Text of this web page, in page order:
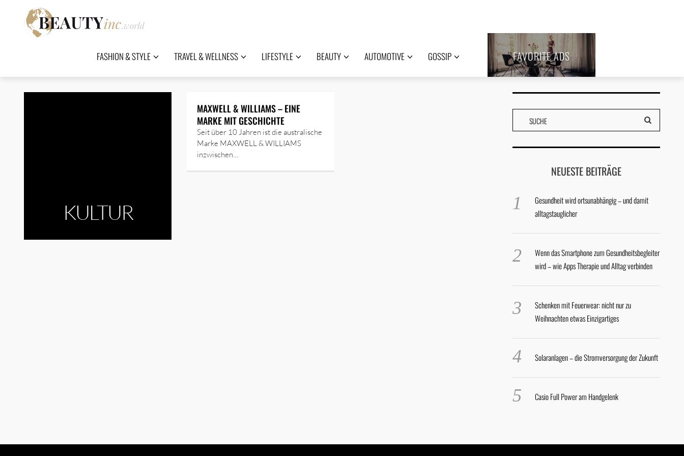
FASHION & STYLE TRAVEL & WELLNESS LIFESTYLE BEAUTY AUTOMOTIVE GOSSIP FAVORITE ADS
KULTUR
MAXWELL & WILLIAMS – EINE
MARKE MIT GESCHICHTE
Seit über 10 Jahren ist die australische
Marke MAXWELL & WILLIAMS
inzwischen…
NEUESTE BEITRÄGE
Gesundheit wird ortsunabhängig – und damit
alltagstauglicher
Wenn das Smartphone zum Gesundheitsbegleiter
wird – wie Apps Therapie und Alltag verbinden
Schenken mit Feuerwear: nicht nur zu
Weihnachten etwas Einzigartiges
Solaranlagen – die Stromversorgung der Zukunft
Casio Full Power am Handgelenk